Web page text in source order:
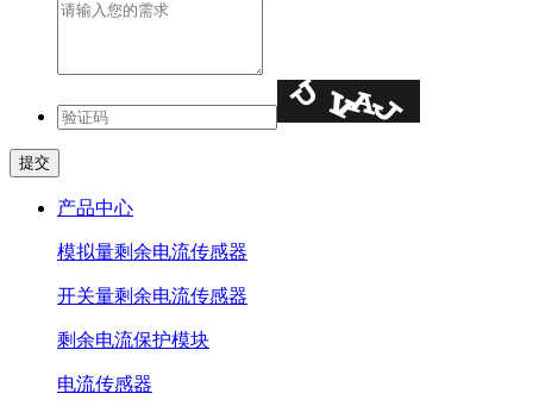
产品中心
模拟量剩余电流传感器
开关量剩余电流传感器
剩余电流保护模块
电流传感器